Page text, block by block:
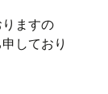
ますの
しており